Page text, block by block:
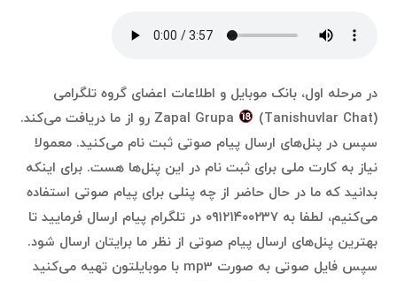
در مرحله اول، بانک موبایل و اطلاعات اعضای گروه تلگرامی
Zapal Grupa (Tanishuvlar Chat) رو از ما دریافت می‌کند.
سپس در پنل‌های ارسال پیام صوتی ثبت نام می‌کنید. معمولا
نیاز به کارت ملی برای ثبت نام در این پنل‌ها هست. برای اینکه
بدانید که ما در حال حاضر از چه پنلی برای پیام صوتی استفاده
می‌کنیم، لطفا به ۰۹۱۲۱۴۰۰۲۳۷ در تلگرام پیام ارسال فرمایید تا
بهترین پنل‌های ارسال پیام صوتی از نظر ما برایتان ارسال شود.
سپس فایل صوتی به صورت mp3 با موبایلتون تهیه می‌کنید